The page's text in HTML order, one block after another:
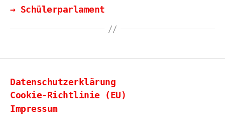
→ Schülerparlament
Datenschutzerklärung
Cookie-Richtlinie (EU)
Impressum